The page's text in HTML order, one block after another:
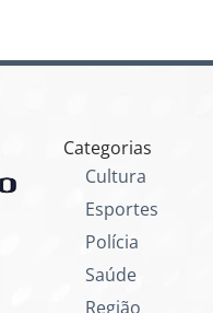
Categorias
Cultura
Esportes
Polícia
Saúde
Região